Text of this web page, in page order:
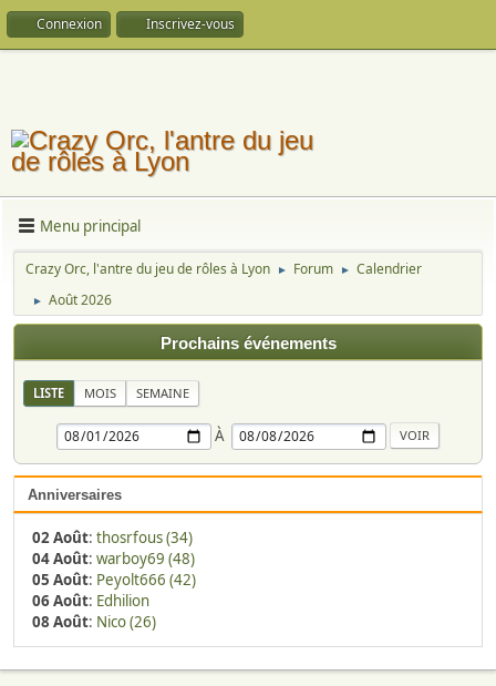
Connexion Inscrivez-vous
Menu principal
Crazy Orc, l'antre du jeu de rôles à Lyon ► Forum ► Calendrier
► Août 2026
Prochains événements
LISTE MOIS SEMAINE
À
Anniversaires
02 Août: thosrfous (34)
04 Août: warboy69 (48)
05 Août: Peyolt666 (42)
06 Août: Edhilion
08 Août: Nico (26)